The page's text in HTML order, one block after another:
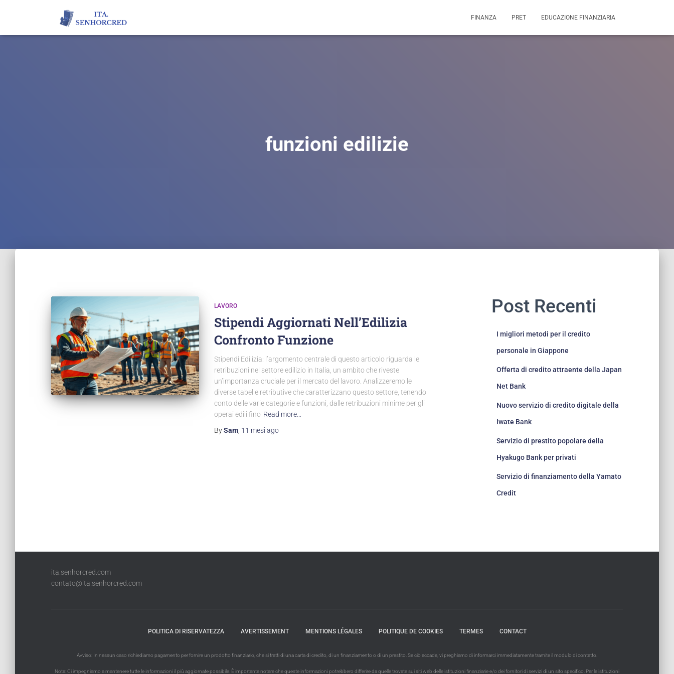
FINANZA PRET EDUCAZIONE FINANZIARIA
funzioni edilizie
LAVORO
Stipendi Aggiornati Nell’Edilizia
Confronto Funzione
Stipendi Edilizia: l’argomento centrale di questo articolo riguarda le
retribuzioni nel settore edilizio in Italia, un ambito che riveste
un’importanza cruciale per il mercato del lavoro. Analizzeremo le
diverse tabelle retributive che caratterizzano questo settore, tenendo
conto delle varie categorie e funzioni, dalle retribuzioni minime per gli
operai edili fino Read more…
BySam 11 mesi ago
Post Recenti
I migliori metodi per il credito
personale in Giappone
Offerta di credito attraente della Japan
Net Bank
Nuovo servizio di credito digitale della
Iwate Bank
Servizio di prestito popolare della
Hyakugo Bank per privati
Servizio di finanziamento della Yamato
Credit
ita.senhorcred.com
contato@ita.senhorcred.com
POLITICA DI RISERVATEZZA AVERTISSEMENT MENTIONS LÉGALES POLITIQUE DE COOKIES TERMES CONTACT
Avviso: In nessun caso richiediamo pagamento per fornire un prodotto finanziario, che si tratti di una carta di credito, di un finanziamento o di un prestito. Se ciò accade, vi preghiamo di informarci immediatamente tramite il modulo di contatto.
Nota: Ci impegniamo a mantenere tutte le informazioni il più aggiornate possibile. È importante notare che queste informazioni potrebbero differire da quelle trovate sui siti web delle istituzioni finanziarie e/o dei fornitori di servizi di un sito specifico. Per le istituzioni